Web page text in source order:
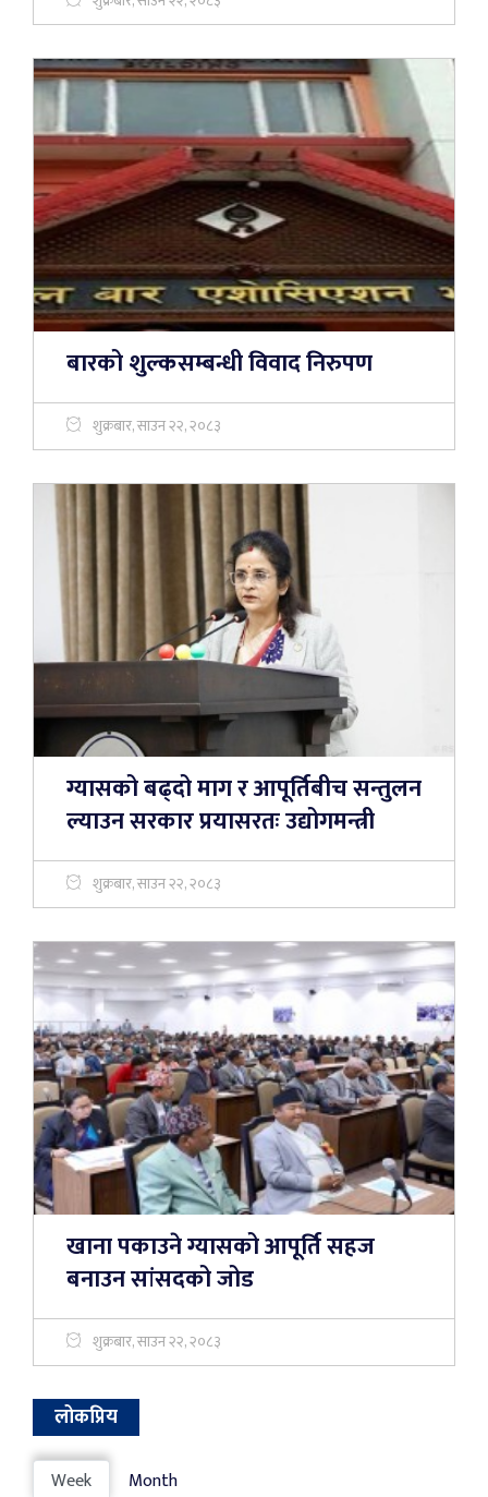
बारको शुल्कसम्बन्धी विवाद निरुपण
शुक्रबार, साउन २२, २०८३
ग्यासको बढ्दो माग र आपूर्तिबीच सन्तुलन
ल्याउन सरकार प्रयासरतः उद्योगमन्त्री
शुक्रबार, साउन २२, २०८३
खाना पकाउने ग्यासको आपूर्ति सहज
बनाउन सांसदको जोड
शुक्रबार, साउन २२, २०८३
लोकप्रिय
Week Month